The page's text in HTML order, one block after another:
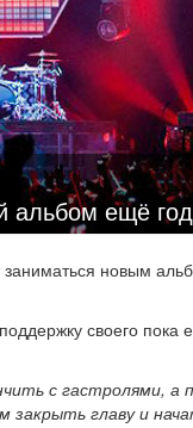
альбом ещё
новым
своего
с гастролями,
главу и